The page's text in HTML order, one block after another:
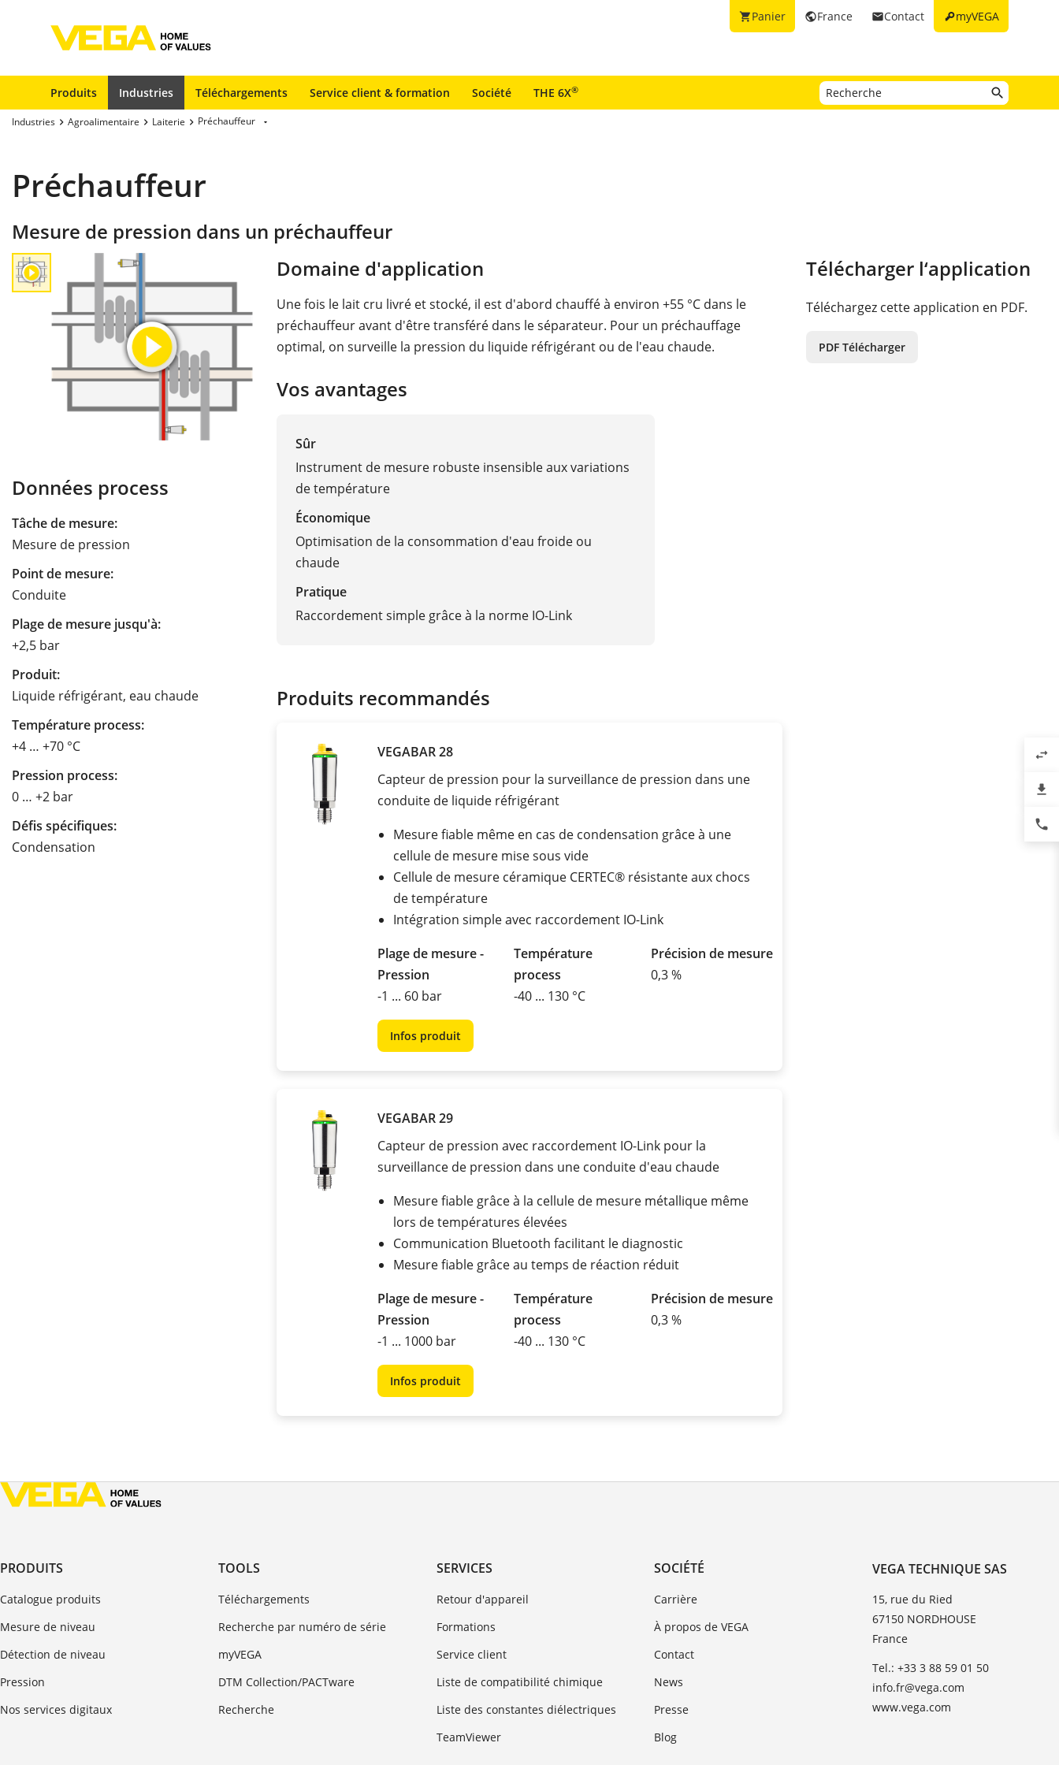
keymyVEGA
emailContact
publicFrance
shopping_cartPanier
Produits Industries Téléchargements Service client & formation Société THE 6X®
Industries Agroalimentaire Laiterie Préchauffeur
Préchauffeur
Mesure de pression dans un préchauffeur
Données process
Tâche de mesure:
Mesure de pression
Point de mesure:
Conduite
Plage de mesure jusqu'à:
+2,5 bar
Produit:
Liquide réfrigérant, eau chaude
Température process:
+4 … +70 °C
Pression process:
0 … +2 bar
Défis spécifiques:
Condensation
Domaine d'application
Une fois le lait cru livré et stocké, il est d'abord chauffé à environ +55 °C dans le
préchauffeur avant d'être transféré dans le séparateur. Pour un préchauffage
optimal, on surveille la pression du liquide réfrigérant ou de l'eau chaude.
Vos avantages
Sûr
Instrument de mesure robuste insensible aux variations
de température
Économique
Optimisation de la consommation d'eau froide ou
chaude
Pratique
Raccordement simple grâce à la norme IO-Link
Produits recommandés
VEGABAR 28
Capteur de pression pour la surveillance de pression dans une
conduite de liquide réfrigérant
Mesure fiable même en cas de condensation grâce à une
cellule de mesure mise sous vide
Cellule de mesure céramique CERTEC® résistante aux chocs
de température
Intégration simple avec raccordement IO-Link
Plage de mesure -
Pression
-1 ... 60 bar
Température
process
-40 ... 130 °C
Précision de mesure
0,3 %
Infos produit
VEGABAR 29
Capteur de pression avec raccordement IO-Link pour la
surveillance de pression dans une conduite d'eau chaude
Mesure fiable grâce à la cellule de mesure métallique même
lors de températures élevées
Communication Bluetooth facilitant le diagnostic
Mesure fiable grâce au temps de réaction réduit
Plage de mesure -
Pression
-1 ... 1000 bar
Température
process
-40 ... 130 °C
Précision de mesure
0,3 %
Infos produit
Télécharger l‘application
Téléchargez cette application en PDF.
PDF Télécharger
PRODUITS
Catalogue produits
Mesure de niveau
Détection de niveau
Pression
Nos services digitaux
TOOLS
Téléchargements
Recherche par numéro de série
myVEGA
DTM Collection/PACTware
Recherche
SERVICES
Retour d'appareil
Formations
Service client
Liste de compatibilité chimique
Liste des constantes diélectriques
TeamViewer
SOCIÉTÉ
Carrière
À propos de VEGA
Contact
News
Presse
Blog
VEGA TECHNIQUE SAS
15, rue du Ried
67150 NORDHOUSE
France
Tel.: +33 3 88 59 01 50
info.fr@vega.com
www.vega.com
swap_horiz
file_download
phone